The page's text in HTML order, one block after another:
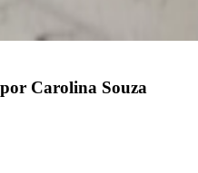
Carolina Souza